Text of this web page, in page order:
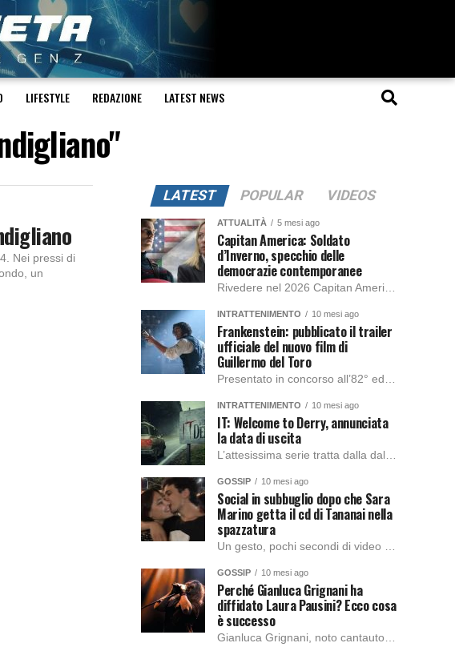
LIFESTYLE REDAZIONE LATEST NEWS
Nei pressi di
un
LATEST POPULAR VIDEOS
ATTUALITÀ 5 mesi ago
Capitan America: Soldato
d’Inverno, specchio delle
democrazie contemporanee
INTRATTENIMENTO 10 mesi ago
Frankenstein: pubblicato il trailer
ufficiale del nuovo film di
Guillermo del Toro
INTRATTENIMENTO 10 mesi ago
IT: Welcome to Derry, annunciata
la data di uscita
GOSSIP 10 mesi ago
Social in subbuglio dopo che Sara
Marino getta il cd di Tananai nella
spazzatura
GOSSIP 10 mesi ago
Perché Gianluca Grignani ha
diffidato Laura Pausini? Ecco cosa
è successo